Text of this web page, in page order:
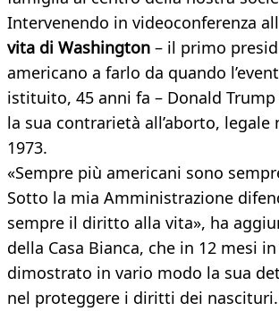
Intervenendo in videoconferenza
vita di Washington – il primo
americano a farlo da quando
istituito, 45 anni fa – Donald
la sua contrarietà all’aborto, legale
1973.
«Sempre più americani sono
Sotto la mia Amministrazione
sempre il diritto alla vita», ha
della Casa Bianca, che in 12 mesi
dimostrato in vario modo la sua
nel proteggere i diritti dei